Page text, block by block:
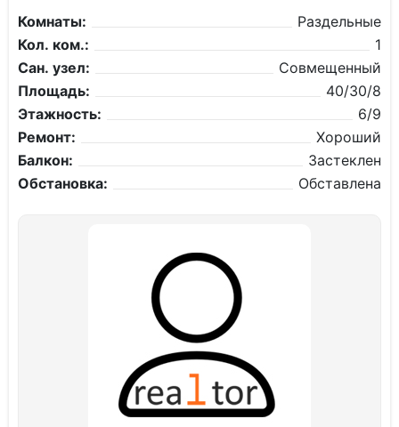
Комнаты:
Раздельные
Кол. ком.:
1
Сан. узел:
Совмещенный
Площадь:
40/30/8
Этажность:
6/9
Ремонт:
Хороший
Балкон:
Застеклен
Обстановка:
Обставлена